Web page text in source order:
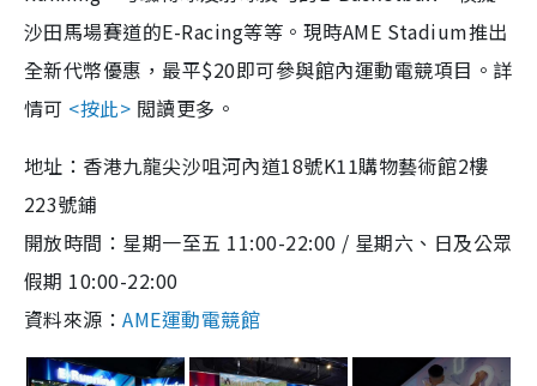
e
沙田馬場賽道的E-Racing等等。現時AME Stadium推出
全新代幣優惠，最平$20即可參與館內運動電競項目。詳
情可 <按此> 閲讀更多。
地址： 香港九龍尖沙咀河內道18號K11購物藝術館2樓
223號鋪
開放時間： 星期一至五 11:00-22:00 / 星期六、日及公眾
假期 10:00-22:00
資料來源：AME運動電競館